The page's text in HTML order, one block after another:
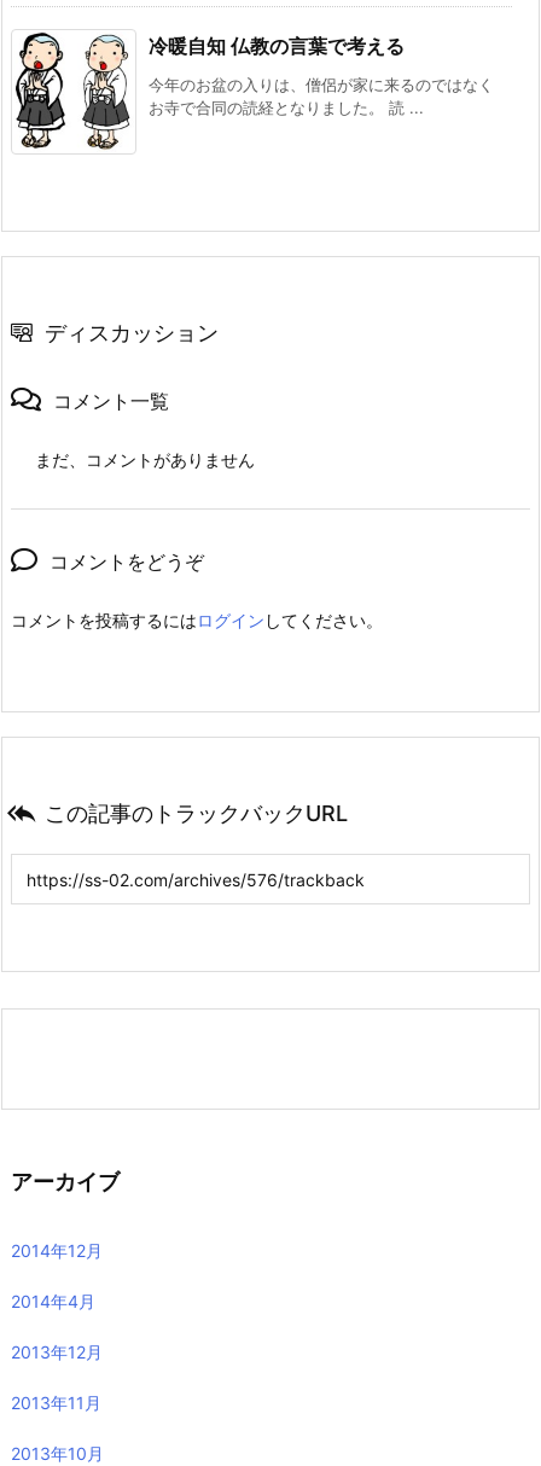
冷暖自知 仏教の言葉で考える
今年のお盆の入りは、僧侶が家に来るのではなく
お寺で合同の読経となりました。 読 ...
ディスカッション
コメント一覧
まだ、コメントがありません
コメントをどうぞ
コメントを投稿するにはログイン してください。
 この記事のトラックバックURL
アーカイブ
2014年12月
2014年4月
2013年12月
2013年11月
2013年10月